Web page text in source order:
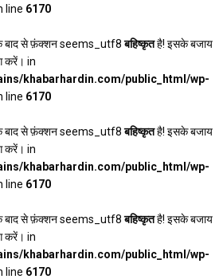
line 6170
बाद से फ़ंक्शन seems_utf8बहिष्कृतहै! इसके बजाय
करें। in
khabarhardin.com/public_html/wp-
line 6170
बाद से फ़ंक्शन seems_utf8बहिष्कृतहै! इसके बजाय
करें। in
khabarhardin.com/public_html/wp-
line 6170
बाद से फ़ंक्शन seems_utf8बहिष्कृतहै! इसके बजाय
करें। in
khabarhardin.com/public_html/wp-
line 6170